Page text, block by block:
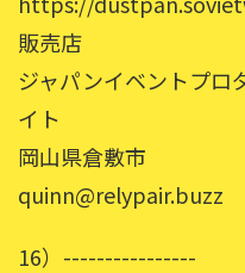
販売店
ジャパンイベントプロ
イト
岡山県倉敷市
quinn@relypair.buzz
16）----------------